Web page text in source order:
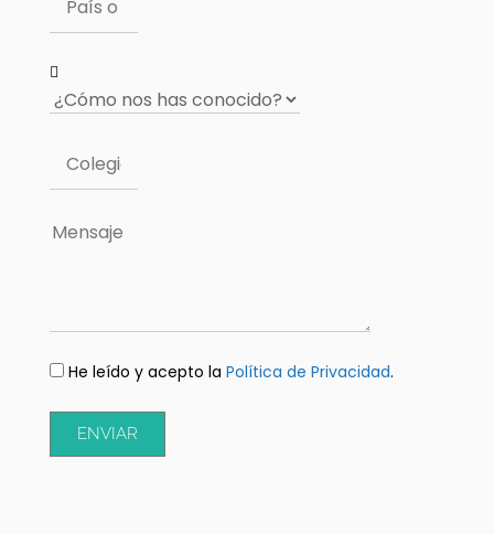
He leído y acepto la Política de Privacidad.
ENVIAR